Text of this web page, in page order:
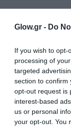
Glow.gr - Do
If you wish to
processing of
targeted
section to confirm
opt-out request is
interest-based
us or personal
your opt-out. You